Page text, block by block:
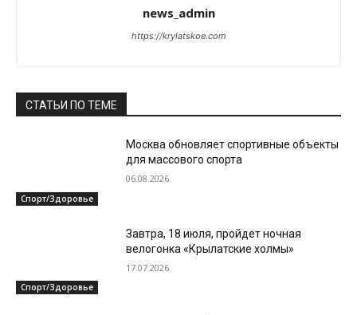
news_admin
https://krylatskoe.com
СТАТЬИ ПО ТЕМЕ
Спорт/Здоровье
Москва обновляет спортивные объекты
для массового спорта
06.08.2026
Спорт/Здоровье
Завтра, 18 июля, пройдет ночная
велогонка «Крылатские холмы»
17.07.2026